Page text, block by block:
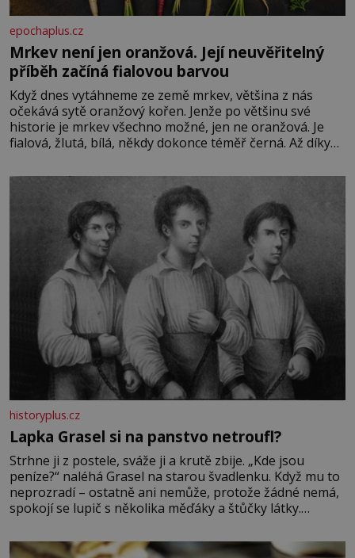
epochaplus.cz
Mrkev není jen oranžová. Její neuvěřitelný
příběh začíná fialovou barvou
Když dnes vytáhneme ze země mrkev, většina z nás
očekává sytě oranžový kořen. Jenže po většinu své
historie je mrkev všechno možné, jen ne oranžová. Je
fialová, žlutá, bílá, někdy dokonce téměř černá. Až díky
bez které si českou zahradu ani nedokážeme představit.
historyplus.cz
Lapka Grasel si na panstvo netroufl?
Strhne ji z postele, sváže ji a krutě zbije. „Kde jsou
peníze?“ naléhá Grasel na starou švadlenku. Když mu to
neprozradí – ostatně ani nemůže, protože žádné nemá,
spokojí se lupič s několika měďáky a štůčky látky.
krutý. Jeho činy budí hrůzu ještě dlouho po jeho smrti